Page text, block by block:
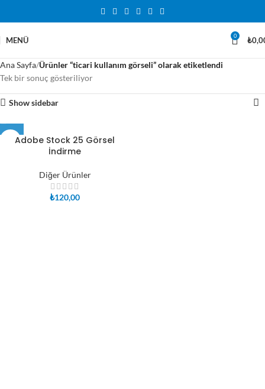
MENÜ 0 ₺
Ana Sayfa Ürünler “ticari kullanım görseli” olarak etiketlendi
Tek bir sonuç gösteriliyor
Show sidebar
Adobe Stock 25 Görsel
İndirme
Diğer Ürünler
₺120,00